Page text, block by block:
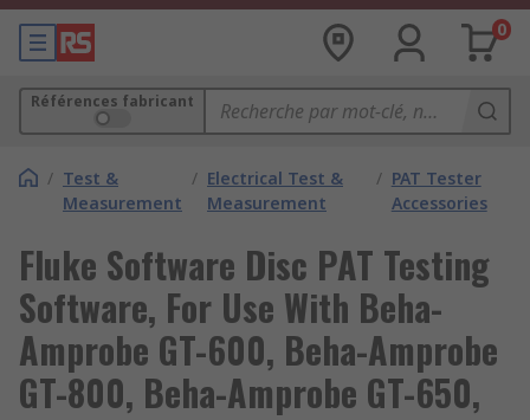
0
Références fabricant
/ Test &
Measurement
/ Electrical Test &
Measurement
/ PAT Tester
Accessories
Fluke Software Disc PAT Testing
Software, For Use With Beha-
Amprobe GT-600, Beha-Amprobe
GT-800, Beha-Amprobe GT-650,